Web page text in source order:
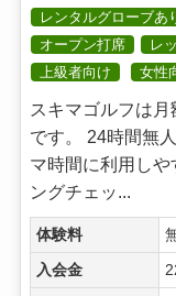
レンタルグローブあ
オープン打席
レ
上級者向け
女性
スキマゴルフは
です。 24時間無
マ時間に利用し
ングチェッ...
体験料
入会金